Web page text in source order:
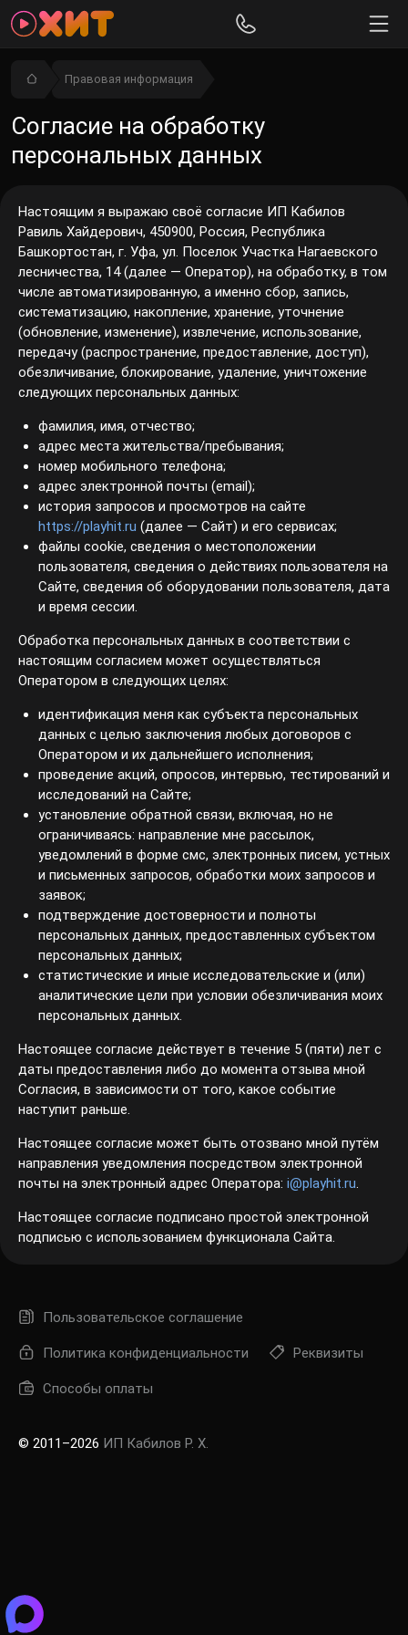
Правовая информация
Согласие на обработку
персональных данных
Настоящим я выражаю своё согласие ИП Кабилов
Равиль Хайдерович, 450900, Россия, Республика
Башкортостан, г. Уфа, ул. Поселок Участка Нагаевского
лесничества, 14 (далее — Оператор), на обработку, в том
числе автоматизированную, а именно сбор, запись,
систематизацию, накопление, хранение, уточнение
(обновление, изменение), извлечение, использование,
передачу (распространение, предоставление, доступ),
обезличивание, блокирование, удаление, уничтожение
следующих персональных данных:
фамилия, имя, отчество;
адрес места жительства/пребывания;
номер мобильного телефона;
адрес электронной почты (email);
история запросов и просмотров на сайте
https://playhit.ru (далее — Сайт) и его сервисах;
файлы cookie, сведения о местоположении
пользователя, сведения о действиях пользователя на
Сайте, сведения об оборудовании пользователя, дата
и время сессии.
Обработка персональных данных в соответствии с
настоящим согласием может осуществляться
Оператором в следующих целях:
идентификация меня как субъекта персональных
данных с целью заключения любых договоров с
Оператором и их дальнейшего исполнения;
проведение акций, опросов, интервью, тестирований и
исследований на Сайте;
установление обратной связи, включая, но не
ограничиваясь: направление мне рассылок,
уведомлений в форме смс, электронных писем, устных
и письменных запросов, обработки моих запросов и
заявок;
подтверждение достоверности и полноты
персональных данных, предоставленных субъектом
персональных данных;
статистические и иные исследовательские и (или)
аналитические цели при условии обезличивания моих
персональных данных.
Настоящее согласие действует в течение 5 (пяти) лет с
даты предоставления либо до момента отзыва мной
Согласия, в зависимости от того, какое событие
наступит раньше.
Настоящее согласие может быть отозвано мной путём
направления уведомления посредством электронной
почты на электронный адрес Оператора: i@playhit.ru.
Настоящее согласие подписано простой электронной
подписью с использованием функционала Сайта.
Пользовательское соглашение
Политика конфиденциальности Реквизиты
Способы оплаты
© 2011–2026 ИП Кабилов Р. Х.